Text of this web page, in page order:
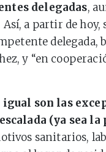
delegadas,
a partir de hoy,
delegada,
y “en
igual son las
(ya sea
sanitarios,